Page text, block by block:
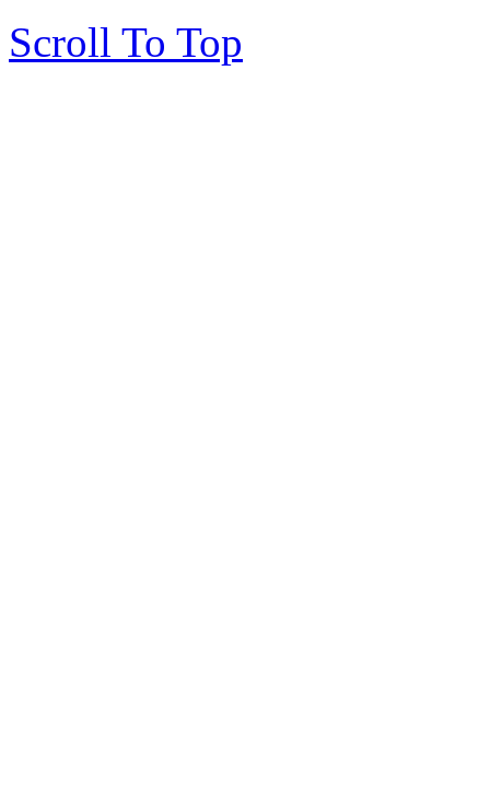
Scroll To Top